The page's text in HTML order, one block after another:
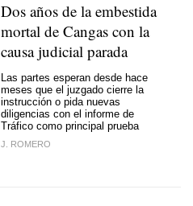
Dos años de la embestida
mortal de Cangas con la
causa judicial parada
Las partes esperan desde hace
meses que el juzgado cierre la
instrucción o pida nuevas
diligencias con el informe de
Tráfico como principal prueba
J. ROMERO